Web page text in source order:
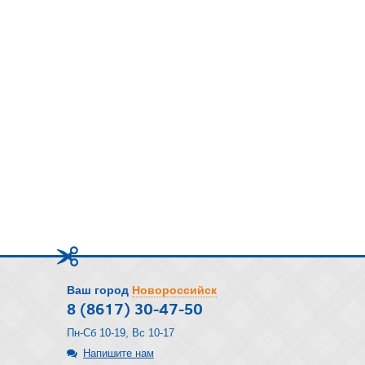
Ваш город Новороссийск
8 (8617) 30-47-50
Пн-Сб 10-19, Вс 10-17
Напишите нам